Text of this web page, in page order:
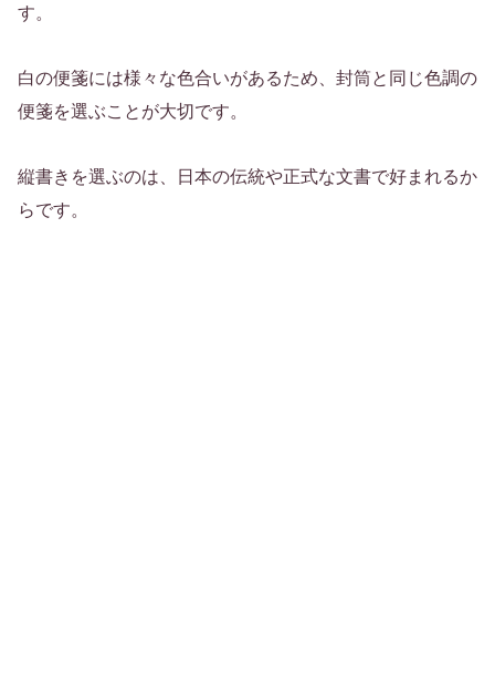
す。
白の便箋には様々な色合いがあるため、封筒と同じ色調の
便箋を選ぶことが大切です。
縦書きを選ぶのは、日本の伝統や正式な文書で好まれるか
らです。